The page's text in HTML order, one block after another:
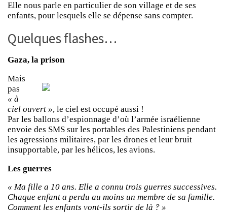
Elle nous parle en particulier de son village et de ses
enfants, pour lesquels elle se dépense sans compter.
Quelques flashes…
Gaza, la prison
Mais
pas
« à
ciel ouvert », le ciel est occupé aussi !
Par les ballons d’espionnage d’où l’armée israélienne
envoie des SMS sur les portables des Palestiniens pendant
les agressions militaires, par les drones et leur bruit
insupportable, par les hélicos, les avions.
Les guerres
« Ma fille a 10 ans. Elle a connu trois guerres successives.
Chaque enfant a perdu au moins un membre de sa famille.
Comment les enfants vont-ils sortir de là ? »